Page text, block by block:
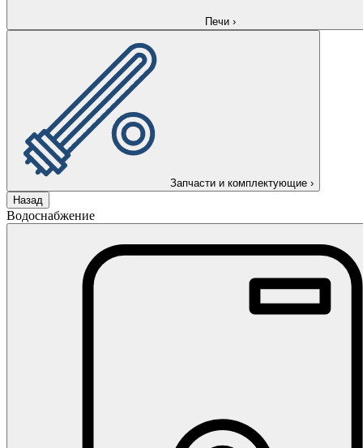
Печи ›
Запчасти и комплектующие ›
Назад
Водоснабжение